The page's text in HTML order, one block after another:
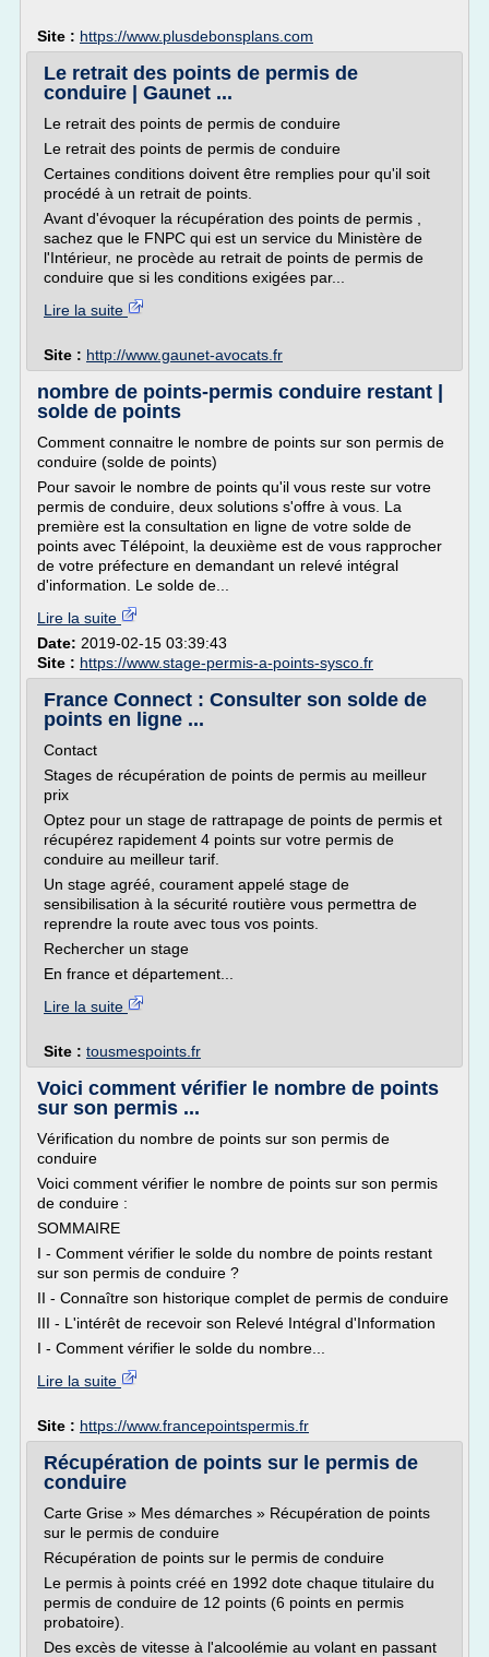
Site : https://www.plusdebonsplans.com
Le retrait des points de permis de
conduire | Gaunet ...
Le retrait des points de permis de conduire
Le retrait des points de permis de conduire
Certaines conditions doivent être remplies pour qu'il soit
procédé à un retrait de points.
Avant d'évoquer la récupération des points de permis ,
sachez que le FNPC qui est un service du Ministère de
l'Intérieur, ne procède au retrait de points de permis de
conduire que si les conditions exigées par...
Lire la suite
Site : http://www.gaunet-avocats.fr
nombre de points-permis conduire restant |
solde de points
Comment connaitre le nombre de points sur son permis de
conduire (solde de points)
Pour savoir le nombre de points qu'il vous reste sur votre
permis de conduire, deux solutions s'offre à vous. La
première est la consultation en ligne de votre solde de
points avec Télépoint, la deuxième est de vous rapprocher
de votre préfecture en demandant un relevé intégral
d'information. Le solde de...
Lire la suite
Date: 2019-02-15 03:39:43
Site : https://www.stage-permis-a-points-sysco.fr
France Connect : Consulter son solde de
points en ligne ...
Contact
Stages de récupération de points de permis au meilleur
prix
Optez pour un stage de rattrapage de points de permis et
récupérez rapidement 4 points sur votre permis de
conduire au meilleur tarif.
Un stage agréé, courament appelé stage de
sensibilisation à la sécurité routière vous permettra de
reprendre la route avec tous vos points.
Rechercher un stage
En france et département...
Lire la suite
Site : tousmespoints.fr
Voici comment vérifier le nombre de points
sur son permis ...
Vérification du nombre de points sur son permis de
conduire
Voici comment vérifier le nombre de points sur son permis
de conduire :
SOMMAIRE
I - Comment vérifier le solde du nombre de points restant
sur son permis de conduire ?
II - Connaître son historique complet de permis de conduire
III - L'intérêt de recevoir son Relevé Intégral d'Information
I - Comment vérifier le solde du nombre...
Lire la suite
Site : https://www.francepointspermis.fr
Récupération de points sur le permis de
conduire
Carte Grise » Mes démarches » Récupération de points
sur le permis de conduire
Récupération de points sur le permis de conduire
Le permis à points créé en 1992 dote chaque titulaire du
permis de conduire de 12 points (6 points en permis
probatoire).
Des excès de vitesse à l'alcoolémie au volant en passant